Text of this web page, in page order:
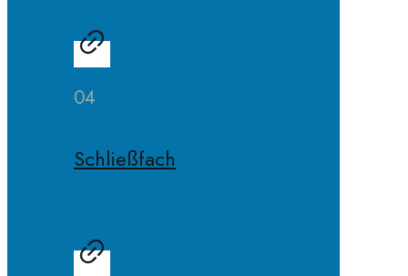
04
Schließfach